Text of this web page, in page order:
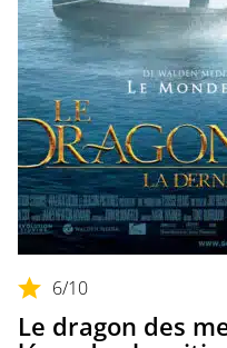
6/10
Le dragon des